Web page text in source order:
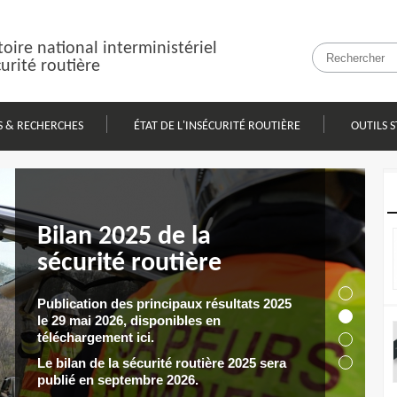
national interministériel
routière
& RECHERCHES ÉTAT DE L'INSÉCURITÉ ROUTIÈRE OUTILS
Baromètre juin 2026
En juin 2026, 290 personnes sont décédées
sur les routes de France métropolitaine, et 17
outre-mer.
Bilan 2025 de la
sécurité routière
Publication des principaux résultats 2025
le 29 mai 2026, disponibles en
téléchargement ici.
Le bilan de la sécurité routière 2025 sera
publié en septembre 2026.
Bilan 2024 des
infractions au code de
la route
En 2024, plus de 27,6 millions d'infractions
routières ont été enregistrées, soit une baisse
de 8,6 % par rapport à 2023 et de 7,0 % par
rapport à 2017.
Bilan 2024 de la
sécurité routière
Publication du bilan complet 2024 le 12
septembre 2025, disponible en
téléchargement ici.